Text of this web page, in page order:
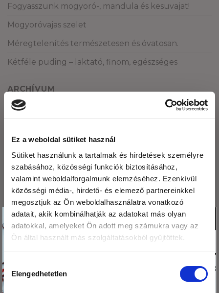
Ez a weboldal sütiket használ
Sütiket használunk a tartalmak és hirdetések személyre
szabásához, közösségi funkciók biztosításához,
valamint weboldalforgalmunk elemzéséhez. Ezenkívül
közösségi média-, hirdető- és elemező partnereinkkel
megosztjuk az Ön weboldalhasználatra vonatkozó
adatait, akik kombinálhatják az adatokat más olyan
adatokkal, amelyeket Ön adott meg számukra vagy az
Ön által használt más szolgáltatásokból gyűjtöttek.
Hozzájárulás
kiválasztása
Elengedhetetlen
Fogyasszunk mogyoró-, mandula és kesuvajat!
Mogyoróvajas szelet
Méregtelenítés természetesen és óvatosan.
Kétféle puding – laktató, finom, egészséges
ARCHÍVUM
2026. augusztus
2026. július
2026. június
2026. május
2026. április
2026. március
2026. február
2026. január
Köszönjük,hogy
olvasod a blogunkat!
Ezért
megajándékozunk egy
kis csomag hibiszkusz
virág teával!